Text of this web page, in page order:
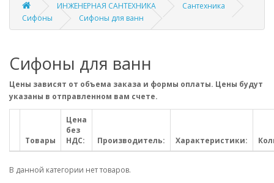
ИНЖЕНЕРНАЯ САНТЕХНИКА
Сантехника
Сифоны
Сифоны для ванн
Сифоны для ванн
Цены зависят от объема заказа и формы оплаты. Цены будут
указаны в отправленном вам счете.
Товары
Цена
без
НДС:
Производитель: Характеристики:
В данной категории нет товаров.